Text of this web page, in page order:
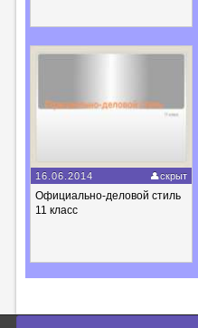
16.06.2014 скрыт
Официально-деловой стиль
11 класс